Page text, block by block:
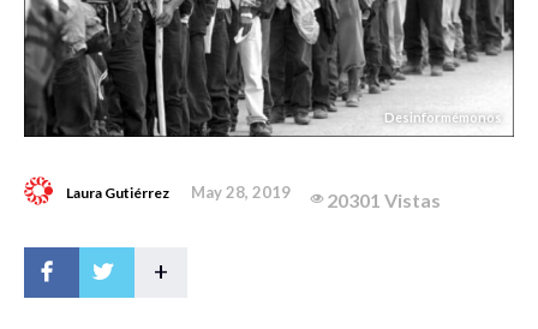
Desinformémonos
Laura Gutiérrez May 28, 2019 20301 Vistas
+